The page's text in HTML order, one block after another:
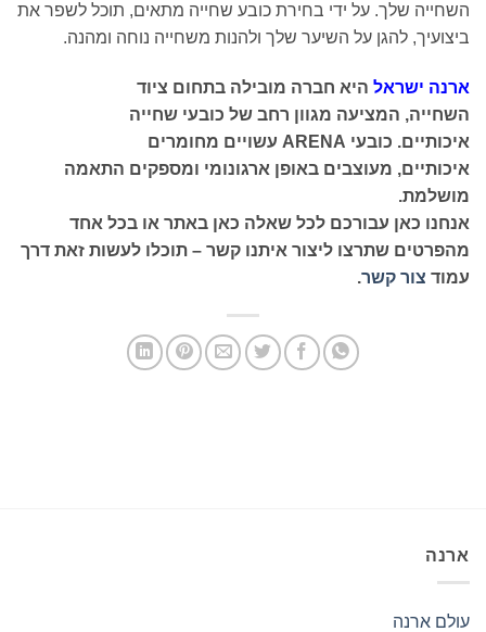
השחייה שלך. על ידי בחירת כובע שחייה מתאים, תוכל לשפר את
ביצועיך, להגן על השיער שלך ולהנות משחייה נוחה ומהנה.
ארנה ישראל היא חברה מובילה בתחום ציוד
השחייה, המציעה מגוון רחב של כובעי שחייה
איכותיים. כובעי ARENA עשויים מחומרים
איכותיים, מעוצבים באופן ארגונומי ומספקים התאמה
מושלמת.
אנחנו כאן עבורכם לכל שאלה כאן באתר או בכל אחד
מהפרטים שתרצו ליצור איתנו קשר – תוכלו לעשות זאת דרך
עמוד צור קשר.
ארנה
עולם ארנה